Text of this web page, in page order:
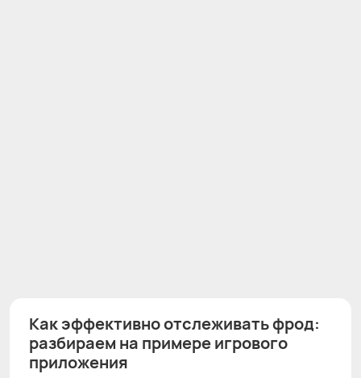
Как эффективно отслеживать фрод:
разбираем на примере игрового
приложения